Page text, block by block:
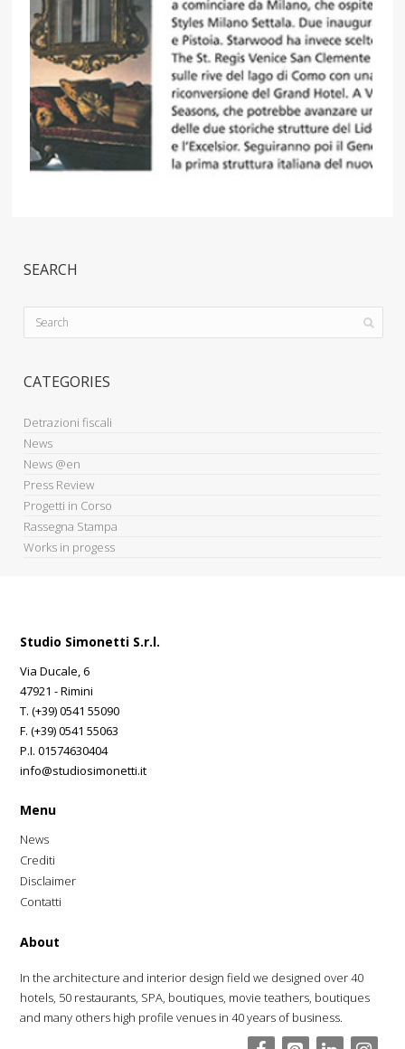
SEARCH
CATEGORIES
Detrazioni fiscali
News
News @en
Press Review
Progetti in Corso
Rassegna Stampa
Works in progess
Studio Simonetti S.r.l.
Via Ducale, 6
47921 - Rimini
T. (+39) 0541 55090
F. (+39) 0541 55063
P.I. 01574630404
info@studiosimonetti.it
Menu
News
Crediti
Disclaimer
Contatti
About
In the architecture and interior design field we designed over 40
hotels, 50 restaurants, SPA, boutiques, movie teathers, boutiques
and many others high profile venues in 40 years of business.